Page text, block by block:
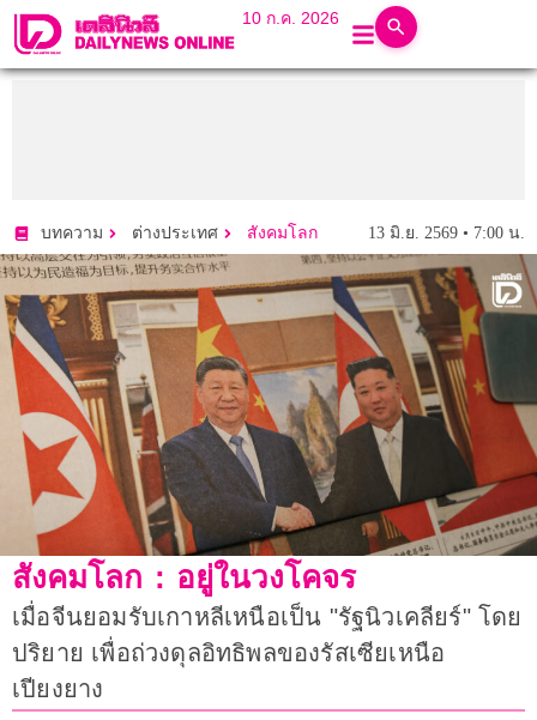
10 ก.ค. 2026
บทความ ต่างประเทศ สังคมโลก 13 มิ.ย. 2569 • 7:00 น.
สังคมโลก : อยู่ในวงโคจร
เมื่อจีนยอมรับเกาหลีเหนือเป็น "รัฐนิวเคลียร์" โดย
ปริยาย เพื่อถ่วงดุลอิทธิพลของรัสเซียเหนือ
เปียงยาง